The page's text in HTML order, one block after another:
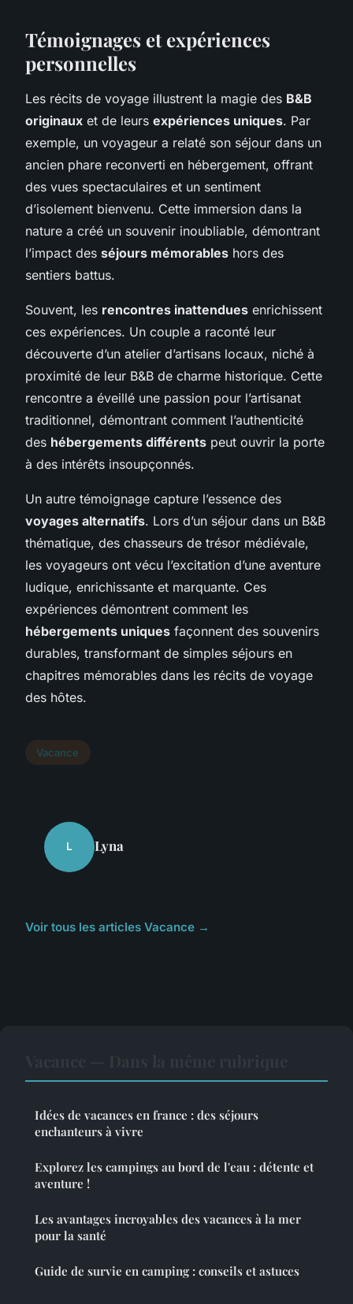
Témoignages et expériences
personnelles
Les récits de voyage illustrent la magie des B&B
originaux et de leurs expériences uniques. Par
exemple, un voyageur a relaté son séjour dans un
ancien phare reconverti en hébergement, offrant
des vues spectaculaires et un sentiment
d’isolement bienvenu. Cette immersion dans la
nature a créé un souvenir inoubliable, démontrant
l’impact des séjours mémorables hors des
sentiers battus.
Souvent, les rencontres inattendues enrichissent
ces expériences. Un couple a raconté leur
découverte d’un atelier d’artisans locaux, niché à
proximité de leur B&B de charme historique. Cette
rencontre a éveillé une passion pour l’artisanat
traditionnel, démontrant comment l’authenticité
des hébergements différents peut ouvrir la porte
à des intérêts insoupçonnés.
Un autre témoignage capture l’essence des
voyages alternatifs. Lors d’un séjour dans un B&B
thématique, des chasseurs de trésor médiévale,
les voyageurs ont vécu l’excitation d’une aventure
ludique, enrichissante et marquante. Ces
expériences démontrent comment les
hébergements uniques façonnent des souvenirs
durables, transformant de simples séjours en
chapitres mémorables dans les récits de voyage
des hôtes.
Vacance
L Lyna
Voir tous les articles Vacance →
Idées de vacances en france : des séjours
enchanteurs à vivre
Explorez les campings au bord de l'eau : détente et
aventure !
Les avantages incroyables des vacances à la mer
pour la santé
Guide de survie en camping : conseils et astuces